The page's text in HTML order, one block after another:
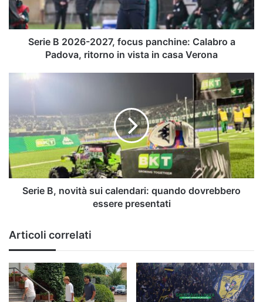
Calabro
a
Padova,
ritornoSerie B 2026-2027, focus panchine: Calabro a
Padova, ritorno in vista in casa Verona
sui
calendari:
quando
dovrebbero
essere
presentati
Serie B, novità sui calendari: quando dovrebbero
essere presentati
Articoli correlati